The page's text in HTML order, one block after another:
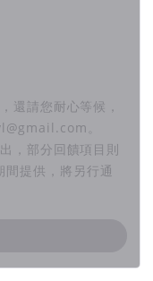
還請您耐心等候，
。
，部分回饋項目則
提供，將另行通